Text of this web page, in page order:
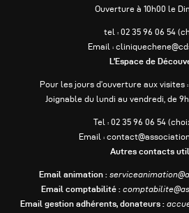
Ouverture à 10h00 le
tel : 02 35 96 06 54
Email :
L’Espace de
Pour les jours d’ouverture aux visites
Joignable du lundi au vendredi, de 9h
Tel : 02 35 96 06 54
Email :
Autres contacts
Email animation :
Email comptabilité :
Email gestion adhérents, donateurs :